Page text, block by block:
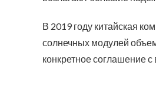
В 2019 году китайская
солнечных модулей
конкретное соглашение